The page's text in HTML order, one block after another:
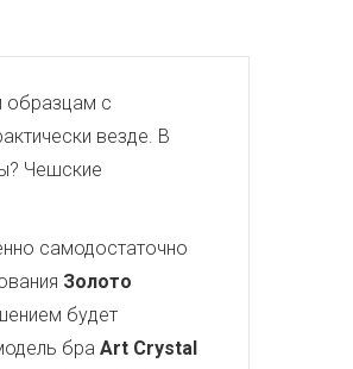
образцам с
везде. В
Чешские
самодостаточно
Золото
будет
бра Art Crystal